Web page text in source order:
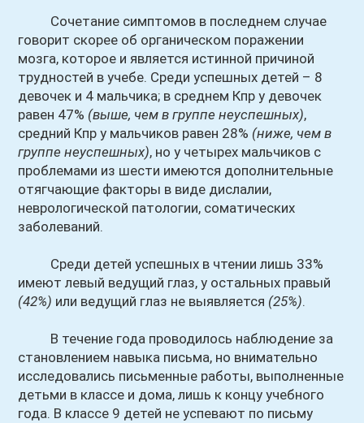
Сочетание симптомов в последнем случае
говорит скорее об органическом поражении
мозга, которое и является истинной причиной
трудностей в учебе. Среди успешных детей – 8
девочек и 4 мальчика; в среднем Кпр у девочек
равен 47% (выше, чем в группе неуспешных),
средний Кпр у мальчиков равен 28% (ниже, чем в
группе неуспешных), но у четырех мальчиков с
проблемами из шести имеются дополнительные
отягчающие факторы в виде дислалии,
неврологической патологии, соматических
заболеваний.
Среди детей успешных в чтении лишь 33%
имеют левый ведущий глаз, у остальных правый
(42%) или ведущий глаз не выявляется (25%).
В течение года проводилось наблюдение за
становлением навыка письма, но внимательно
исследовались письменные работы, выполненные
детьми в классе и дома, лишь к концу учебного
года. В классе 9 детей не успевают по письму